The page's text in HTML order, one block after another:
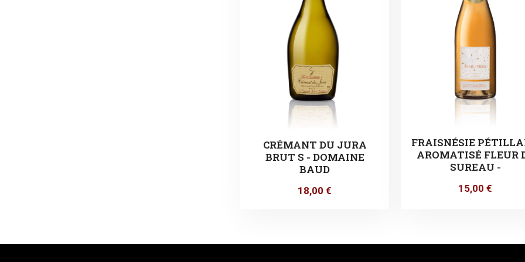
CRÉMANT DU JURA
BRUT S - DOMAINE
BAUD
18,00€
FRAISNÉSIE
AROMATISÉ FLEUR
SUREAU -
15,00 €